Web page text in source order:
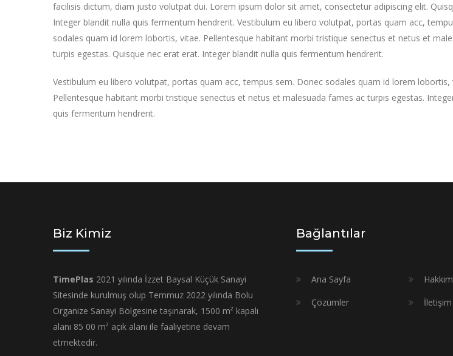
facilisis dictum, diam justo volutpat dui. Lorem ipsum dolor sit amet, consectetur adipiscing elit.
Integer blandit nulla quis fermentum hendrerit. Vestibulum eu libero volutpat, portas quam acc,
sodales quam id lorem lobortis, vitae. Pellentesque habitant morbi tristique senectus et netus et
turpis egestas. Quisque nec erat erat. Integer blandit nulla quis fermentum hendrerit.
Vestibulum eu libero volutpat, portas quam acc, tempus sem. Donec sodales quam id lorem lobortis,
Pellentesque habitant morbi tristique senectus et netus et malesuada fames ac turpis egestas.
quis fermentum hendrerit.
Biz Kimiz
TimePlas 2021 yılında İzzet Baysal Küçük Sanayi
Sitesinde kurulmuş olup Temmuz 2022 yılında Bolu
Organize Sanayi Bölgesine taşınarak, 1500 m² kapalı
alanı 85 00 m² açık alanı ile faaliyetine devam
etmektedir.
Bağlantılar
Ana Sayfa
Çözümler
İletişim